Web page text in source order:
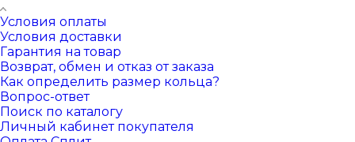
Условия оплаты
Условия доставки
Гарантия на товар
Возврат, обмен и отказ от заказа
Как определить размер кольца?
Вопрос-ответ
Поиск по каталогу
Личный кабинет покупателя